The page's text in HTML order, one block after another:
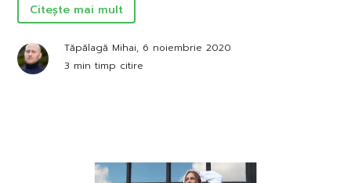
Citește mai mult
Tăpălagă Mihai, 6 noiembrie 2020
3 min timp citire